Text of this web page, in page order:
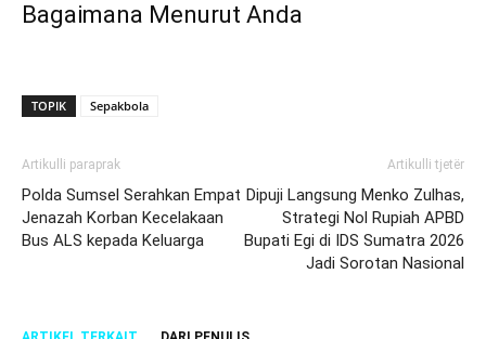
Bagaimana Menurut Anda
TOPIK Sepakbola
Artikulli paraprak
Polda Sumsel Serahkan Empat
Jenazah Korban Kecelakaan
Bus ALS kepada Keluarga
Artikulli tjetër
Dipuji Langsung Menko Zulhas,
Strategi Nol Rupiah APBD
Bupati Egi di IDS Sumatra 2026
Jadi Sorotan Nasional